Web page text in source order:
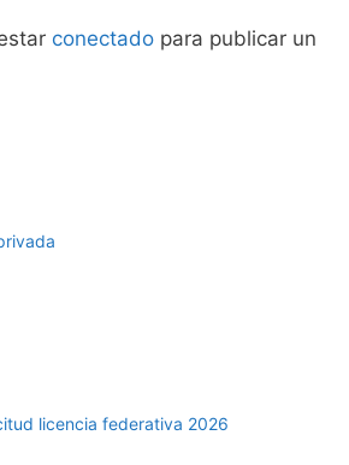
conectado para publicar un
licencia federativa 2026